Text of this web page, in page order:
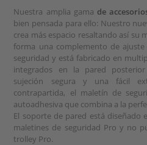
Nuestra amplia gama de
bien pensada para ello: Nuestro
crea más espacio resaltando así su
forma una complemento de
seguridad y está fabricado en
integrados en la pared
sujeción segura y una fácil
contrapartida, el maletín de
autoadhesiva que combina a la
El soporte de pared está diseñado
maletines de seguridad Pro y no
trolley Pro.